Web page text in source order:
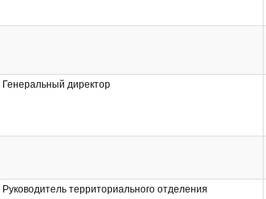
Генеральный директор
Руководитель территориального отделения